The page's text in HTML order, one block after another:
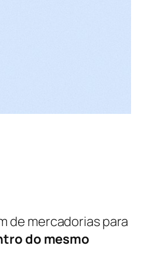
de mercadorias para
do mesmo